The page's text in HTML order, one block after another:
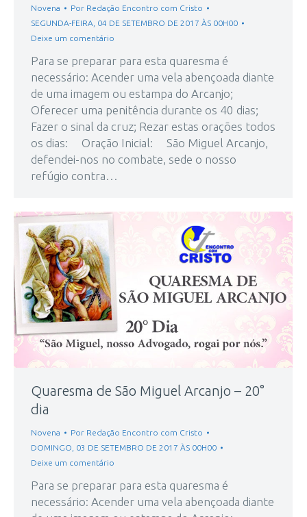
Novena Por Redação Encontro com Cristo
SEGUNDA-FEIRA, 04 DE SETEMBRO DE 2017 ÀS 00H00
Deixe um comentário
Para se preparar para esta quaresma é
necessário: Acender uma vela abençoada diante
de uma imagem ou estampa do Arcanjo;
Oferecer uma penitência durante os 40 dias;
Fazer o sinal da cruz; Rezar estas orações todos
os dias: Oração Inicial: São Miguel Arcanjo,
defendei-nos no combate, sede o nosso
refúgio contra…
Quaresma de São Miguel Arcanjo – 20°
dia
Novena Por Redação Encontro com Cristo
DOMINGO, 03 DE SETEMBRO DE 2017 ÀS 00H00
Deixe um comentário
Para se preparar para esta quaresma é
necessário: Acender uma vela abençoada diante